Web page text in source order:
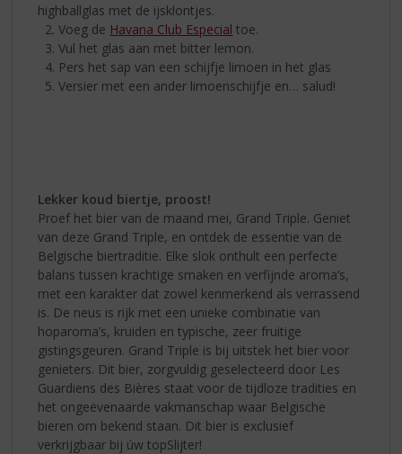
highballglas met de ijsklontjes.
2. Voeg de Havana Club Especial toe.
3. Vul het glas aan met bitter lemon.
4. Pers het sap van een schijfje limoen in het glas
5. Versier met een ander limoenschijfje en… salud!
Lekker koud biertje, proost!
Proef het bier van de maand mei, Grand Triple. Geniet
van deze Grand Triple, en ontdek de essentie van de
Belgische biertraditie. Elke slok onthult een perfecte
balans tussen krachtige smaken en verfijnde aroma’s,
met een karakter dat zowel kenmerkend als verrassend
is. De neus is rijk met een unieke combinatie van
hoparoma’s, kruiden en typische, zeer fruitige
gistingsgeuren. Grand Triple is bij uitstek het bier voor
genieters. Dit bier, zorgvuldig geselecteerd door Les
Guardiens des Bières staat voor de tijdloze tradities en
het ongeëvenaarde vakmanschap waar Belgische
bieren om bekend staan. Dit bier is exclusief
verkrijgbaar bij úw topSlijter!